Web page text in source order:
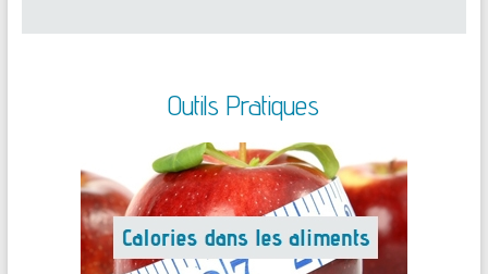
Outils Pratiques